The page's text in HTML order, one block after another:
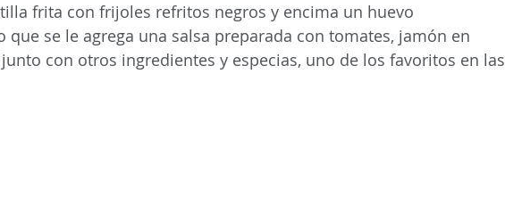
frita con frijoles refritos negros y encima un huevo
se le agrega una salsa preparada con tomates, jamón en
con otros ingredientes y especias, uno de los favoritos en las